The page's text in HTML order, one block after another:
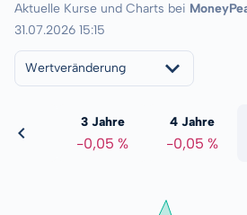
Aktuelle Kurse und Charts bei
31.07.2026 15:15
Wertveränderung
%
3 Jahre
-0,05 %
4 Jahre
-0,05 %